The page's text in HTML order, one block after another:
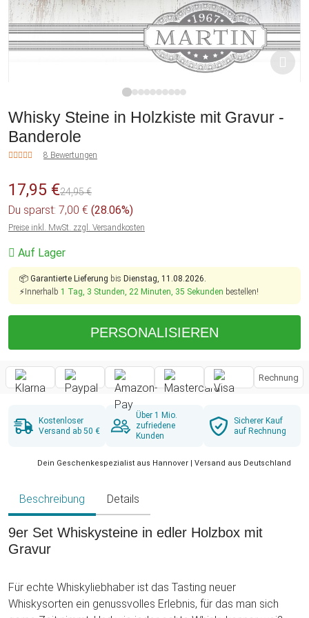
Whisky Steine in Holzkiste mit Gravur -
Banderole
8 Bewertungen
17,95 €24,95 €
Du sparst: 7,00 € (28.06%)
Preise inkl. MwSt. zzgl. Versandkosten
Auf Lager
📦 Garantierte Lieferung bis Dienstag, 11.08.2026.
⚡Innerhalb 1 Tag, 3 Stunden, 22 Minuten, 35 Sekunden bestellen!
PERSONALISIEREN
Rechnung
Kostenloser
Versand ab 50 €
Über 1 Mio.
zufriedene
Kunden
Sicherer Kauf
auf Rechnung
Dein Geschenkespezialist aus Hannover | Versand aus Deutschland
Beschreibung Details
9er Set Whiskysteine in edler Holzbox mit
Gravur
Für echte Whiskyliebhaber ist das Tasting neuer
Whiskysorten ein genussvolles Erlebnis, für das man sich